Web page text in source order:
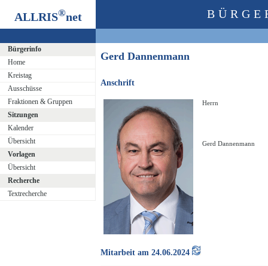
ALLRIS®net
Bürgerinfo
Home
Kreistag
Ausschüsse
Fraktionen & Gruppen
Sitzungen
Kalender
Übersicht
Vorlagen
Übersicht
Recherche
Textrecherche
Gerd Dannenmann
Anschrift
Herrn
Gerd Dannenmann
Mitarbeit am 24.06.2024